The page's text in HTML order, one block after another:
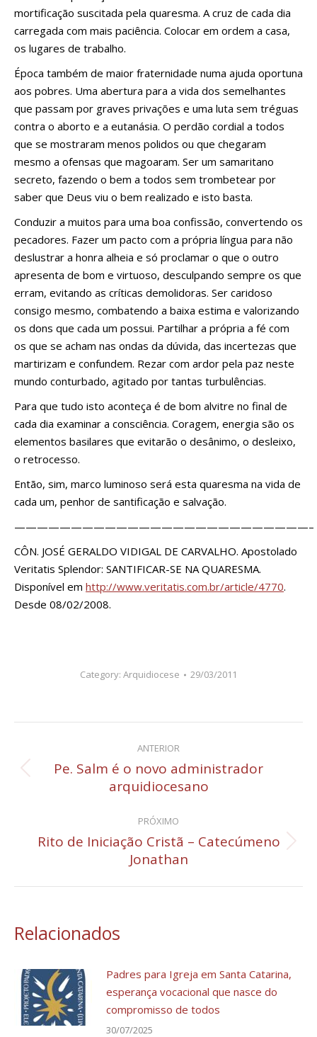
mortificação suscitada pela quaresma. A cruz de cada dia
carregada com mais paciência. Colocar em ordem a casa,
os lugares de trabalho.
Época também de maior fraternidade numa ajuda oportuna
aos pobres. Uma abertura para a vida dos semelhantes
que passam por graves privações e uma luta sem tréguas
contra o aborto e a eutanásia. O perdão cordial a todos
que se mostraram menos polidos ou que chegaram
mesmo a ofensas que magoaram. Ser um samaritano
secreto, fazendo o bem a todos sem trombetear por
saber que Deus viu o bem realizado e isto basta.
Conduzir a muitos para uma boa confissão, convertendo os
pecadores. Fazer um pacto com a própria língua para não
deslustrar a honra alheia e só proclamar o que o outro
apresenta de bom e virtuoso, desculpando sempre os que
erram, evitando as críticas demolidoras. Ser caridoso
consigo mesmo, combatendo a baixa estima e valorizando
os dons que cada um possui. Partilhar a própria a fé com
os que se acham nas ondas da dúvida, das incertezas que
martirizam e confundem. Rezar com ardor pela paz neste
mundo conturbado, agitado por tantas turbulências.
Para que tudo isto aconteça é de bom alvitre no final de
cada dia examinar a consciência. Coragem, energia são os
elementos basilares que evitarão o desânimo, o desleixo,
o retrocesso.
Então, sim, marco luminoso será esta quaresma na vida de
cada um, penhor de santificação e salvação.
——————————————————————————–
CÔN. JOSÉ GERALDO VIDIGAL DE CARVALHO. Apostolado
Veritatis Splendor: SANTIFICAR-SE NA QUARESMA.
Disponível em http://www.veritatis.com.br/article/4770.
Desde 08/02/2008.
Category: Arquidiocese 29/03/2011
Navegação
de
ANTERIOR
Post
anterior:
Pe. Salm é o novo administrador
arquidiocesano
PRÓXIMO
Próximo
post:
Rito de Iniciação Cristã – Catecúmeno
Jonathan
Relacionados
Padres para Igreja em Santa Catarina,
esperança vocacional que nasce do
compromisso de todos
30/07/2025